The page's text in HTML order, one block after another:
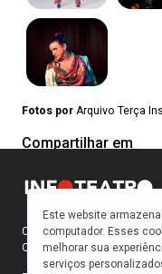
Fotos por Arquivo Terça
Compartilhar em
Como faço para ir ao
Quais peças estão em
Este website
computador. Esses
melhorar sua
serviços